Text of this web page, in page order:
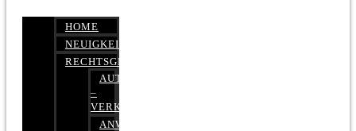
HOME
NEUIGKEITEN
RECHTSGEBIETE
AUTOBETRUG
–
VERKEHRSRECHT
ANWALTSHAFTUNGSRECHT